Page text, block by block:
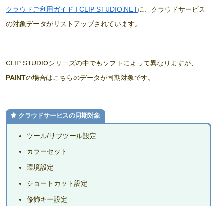
クラウドご利用ガイド | CLIP STUDIO.NETに、クラウドサービス
の対象データがリストアップされています。
CLIP STUDIOシリーズの中でもソフトによって異なりますが、
PAINTの場合はこちらのデータが同期対象です。
クラウドサービスの同期対象
ツール/サブツール設定
カラーセット
環境設定
ショートカット設定
修飾キー設定